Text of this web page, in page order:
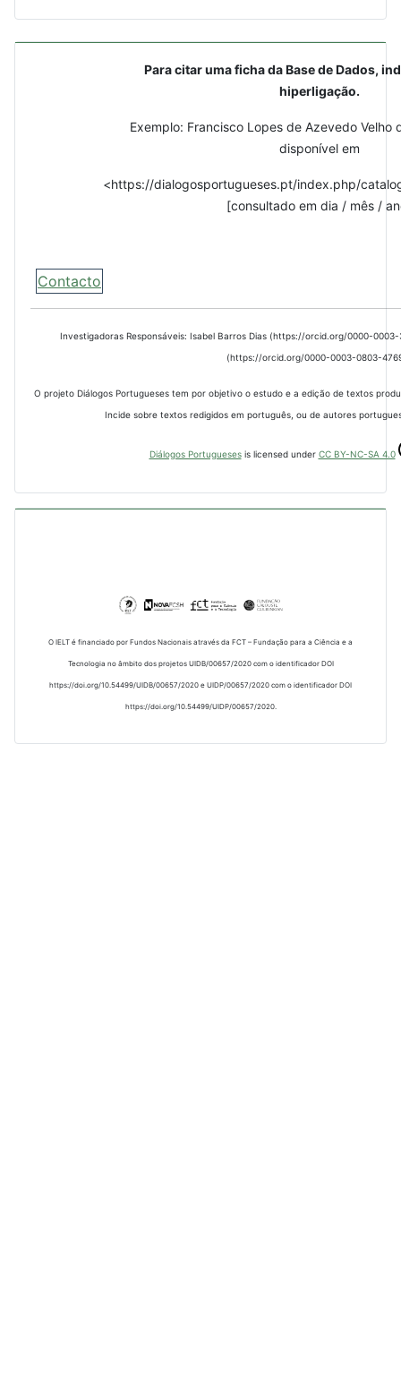
Para citar uma ficha da Base de Dados,
hiperligação.
Exemplo: Francisco Lopes de Azevedo Velho
disponível em
<https://dialogosportugueses.pt/index.php/
[consultado em dia / mês /
Contacto
Investigadoras Responsáveis: Isabel Barros Dias (https://orcid.org/0000-
(https://orcid.org/0000-0003-0803-
O projeto Diálogos Portugueses tem por objetivo o estudo e a edição de textos
Incide sobre textos redigidos em português, ou de autores
Diálogos Portuguesesis licensed under CC BY-NC-SA 4.0
O IELT é financiado por Fundos Nacionais através da FCT – Fundação para a Ciência e a
Tecnologia no âmbito dos projetos UIDB/00657/2020 com o identificador DOI
https://doi.org/10.54499/UIDB/00657/2020 e UIDP/00657/2020 com o identificador DOI
https://doi.org/10.54499/UIDP/00657/2020.